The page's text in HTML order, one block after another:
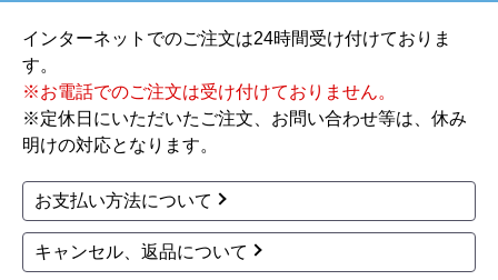
もあると思いますがあまりに早かったので少し驚
【その他感想・コメント】
ショップからの連絡もしっかりありましたし、商
できました。また機会があれば是非利用したいと
思います。
インターネットでのご注文は24時間受け付けておりま
す。
※お電話でのご注文は受け付けておりません。
※定休日にいただいたご注文、お問い合わせ等は、休み
明けの対応となります。
お支払い方法について
キャンセル、返品について